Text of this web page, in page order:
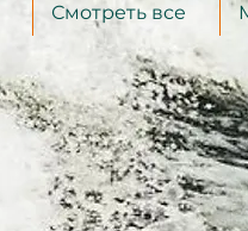
Смотреть все